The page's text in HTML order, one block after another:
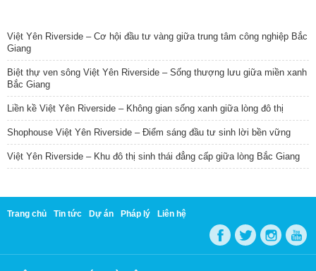
Việt Yên Riverside – Cơ hội đầu tư vàng giữa trung tâm công nghiệp Bắc
Giang
Biệt thự ven sông Việt Yên Riverside – Sống thượng lưu giữa miền xanh
Bắc Giang
Liền kề Việt Yên Riverside – Không gian sống xanh giữa lòng đô thị
Shophouse Việt Yên Riverside – Điểm sáng đầu tư sinh lời bền vững
Việt Yên Riverside – Khu đô thị sinh thái đẳng cấp giữa lòng Bắc Giang
Trang chủ Tin tức Dự án Pháp lý Liên hệ